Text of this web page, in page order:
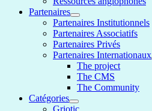
Partenaires
Partenaires Institutionnels
Partenaires Associatifs
Partenaires Privés
Partenaires Internationaux
The project
The CMS
The Community
Catégories
Griotic